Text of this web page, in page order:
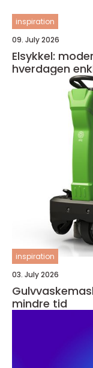
inspiration
09. July 2026
Elsykkel:
hverdagen
inspiration
03. July 2026
Gulvvaskemaskiner effektivt
mindre tid